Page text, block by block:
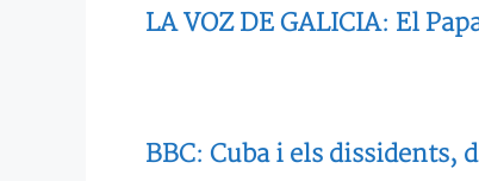
LA VOZ DE GALICIA: El
BBC: Cuba i els dissidents,